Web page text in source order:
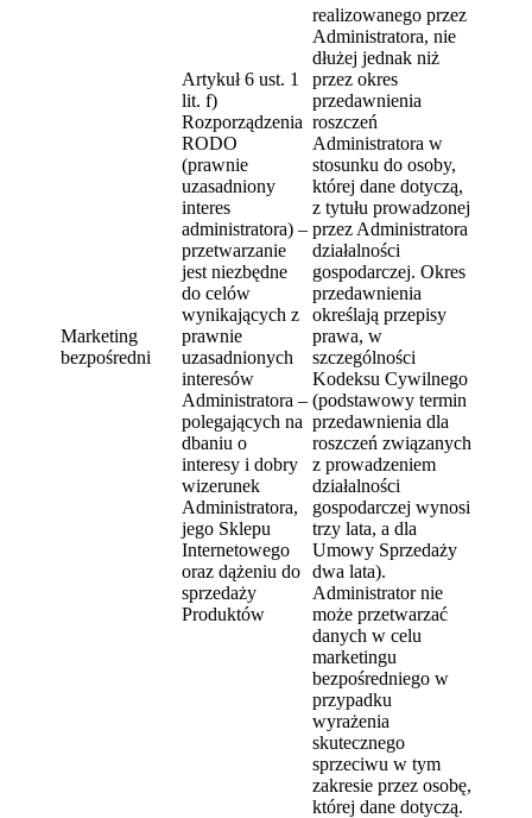
Marketing
bezpośredni
Artykuł 6 ust. 1
lit. f)
Rozporządzenia
RODO
(prawnie
uzasadniony
interes
administratora) –
przetwarzanie
jest niezbędne
do celów
wynikających z
prawnie
uzasadnionych
interesów
Administratora –
polegających na
dbaniu o
interesy i dobry
wizerunek
Administratora,
jego Sklepu
Internetowego
oraz dążeniu do
sprzedaży
Produktów
realizowanego przez
Administratora, nie
dłużej jednak niż
przez okres
przedawnienia
roszczeń
Administratora w
stosunku do osoby,
której dane dotyczą,
z tytułu prowadzonej
przez Administratora
działalności
gospodarczej. Okres
przedawnienia
określają przepisy
prawa, w
szczególności
Kodeksu Cywilnego
(podstawowy termin
przedawnienia dla
roszczeń związanych
z prowadzeniem
działalności
gospodarczej wynosi
trzy lata, a dla
Umowy Sprzedaży
dwa lata).
Administrator nie
może przetwarzać
danych w celu
marketingu
bezpośredniego w
przypadku
wyrażenia
skutecznego
sprzeciwu w tym
zakresie przez osobę,
której dane dotyczą.